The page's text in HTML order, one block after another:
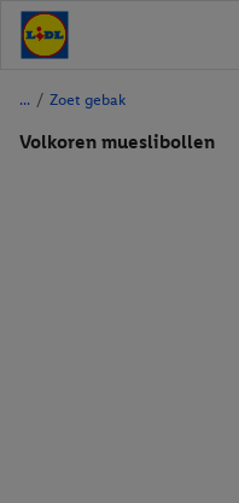
/ Zoet gebak
Volkoren mueslibollen